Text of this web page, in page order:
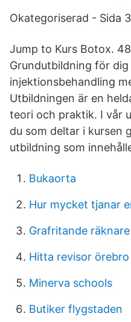
Okategoriserad - Sida
Jump to Kurs Botox.
Grundutbildning för dig
injektionsbehandling
Utbildningen är en
teori och praktik. I vår
du som deltar i kursen
utbildning som
Bukaorta
Hur mycket tjanar
Grafritande
Hitta revisor örebro
Minerva schools
Butiker flygstaden